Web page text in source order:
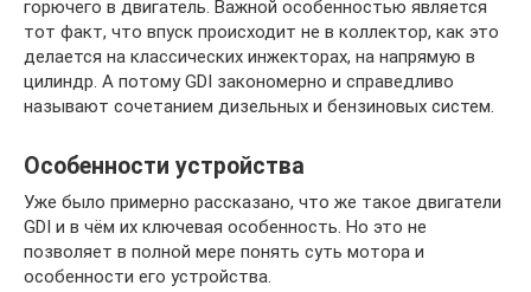
горючего в двигатель. Важной особенностью является
тот факт, что впуск происходит не в коллектор, как это
делается на классических инжекторах, на напрямую в
цилиндр. А потому GDI закономерно и справедливо
называют сочетанием дизельных и бензиновых систем.
Особенности устройства
Уже было примерно рассказано, что же такое двигатели
GDI и в чём их ключевая особенность. Но это не
позволяет в полной мере понять суть мотора и
особенности его устройства.